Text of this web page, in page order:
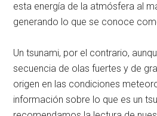
esta energía de la atmósfera al
generando lo que se conoce
Un tsunami, por el contrario,
secuencia de olas fuertes y de
origen en las condiciones
información sobre lo que es un